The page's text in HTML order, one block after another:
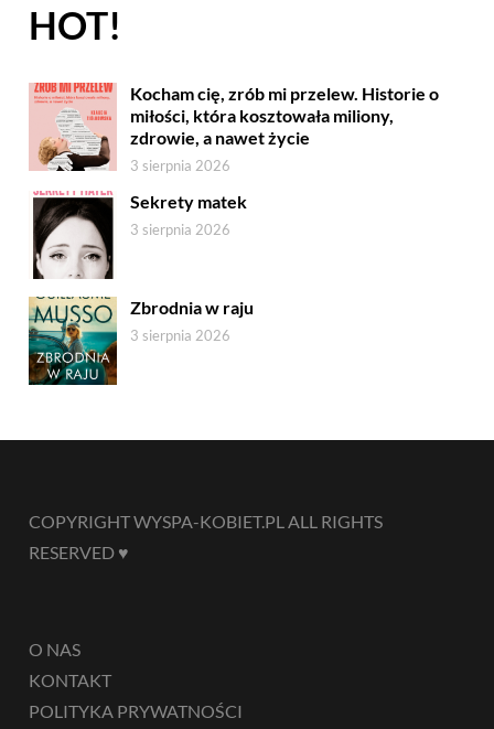
HOT!
Kocham cię, zrób mi przelew. Historie o
miłości, która kosztowała miliony,
zdrowie, a nawet życie
3 sierpnia 2026
Sekrety matek
3 sierpnia 2026
Zbrodnia w raju
3 sierpnia 2026
COPYRIGHT WYSPA-KOBIET.PL ALL RIGHTS
RESERVED ♥
O NAS
KONTAKT
POLITYKA PRYWATNOŚCI